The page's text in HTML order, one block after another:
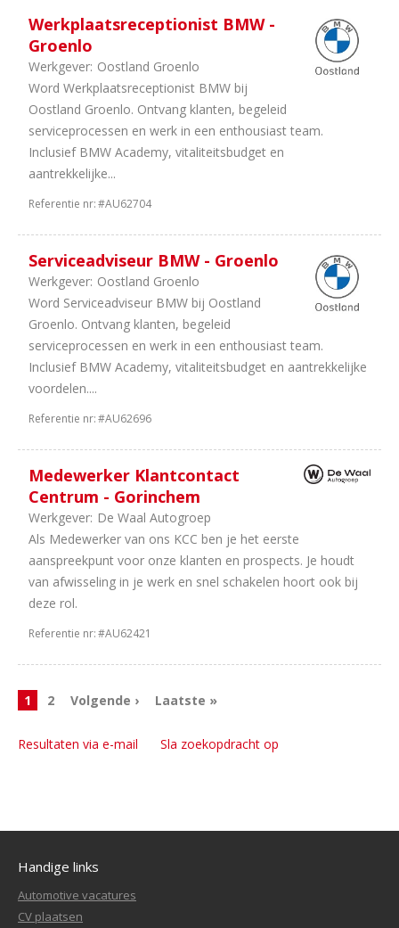
Werkplaatsreceptionist BMW -
Groenlo
Werkgever: Oostland Groenlo
Word Werkplaatsreceptionist BMW bij
Oostland Groenlo. Ontvang klanten, begeleid
serviceprocessen en werk in een enthousiast team.
Inclusief BMW Academy, vitaliteitsbudget en
aantrekkelijke...
Referentie nr:#AU62704
Serviceadviseur BMW - Groenlo
Werkgever: Oostland Groenlo
Word Serviceadviseur BMW bij Oostland
Groenlo. Ontvang klanten, begeleid
serviceprocessen en werk in een enthousiast team.
Inclusief BMW Academy, vitaliteitsbudget en aantrekkelijke
voordelen....
Referentie nr:#AU62696
Medewerker Klantcontact
Centrum - Gorinchem
Werkgever: De Waal Autogroep
Als Medewerker van ons KCC ben je het eerste
aanspreekpunt voor onze klanten en prospects. Je houdt
van afwisseling in je werk en snel schakelen hoort ook bij
deze rol.
Referentie nr:#AU62421
1 2 Volgende › Laatste »
Resultaten via e-mail Sla zoekopdracht op
Handige links
Automotive vacatures
CV plaatsen